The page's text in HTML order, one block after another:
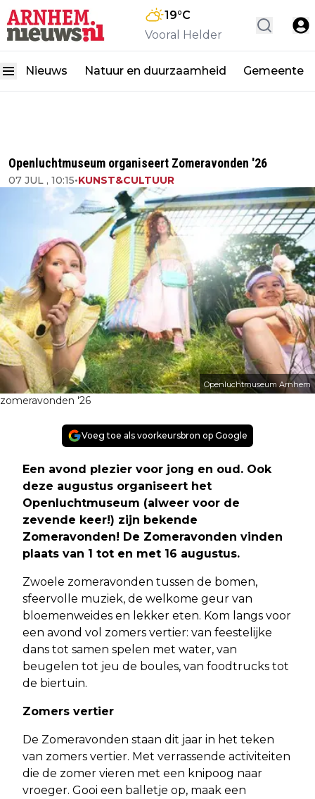
19°C
Vooral Helder
Nieuws Natuur en duurzaamheid Gemeente
Openluchtmuseum organiseert Zomeravonden '26
07 JUL , 10:15•KUNST&CULTUUR
Openluchtmuseum Arnhem
zomeravonden '26
Voeg toe als voorkeursbron op Google
Een avond plezier voor jong en oud. Ook
deze augustus organiseert het
Openluchtmuseum (alweer voor de
zevende keer!) zijn bekende
Zomeravonden! De Zomeravonden vinden
plaats van 1 tot en met 16 augustus.
Zwoele zomeravonden tussen de bomen,
sfeervolle muziek, de welkome geur van
bloemenweides en lekker eten. Kom langs voor
een avond vol zomers vertier: van feestelijke
dans tot samen spelen met water, van
beugelen tot jeu de boules, van foodtrucks tot
de biertuin.
Zomers vertier
De Zomeravonden staan dit jaar in het teken
van zomers vertier. Met verrassende activiteiten
die de zomer vieren met een knipoog naar
vroeger. Gooi een balletje op, maak een